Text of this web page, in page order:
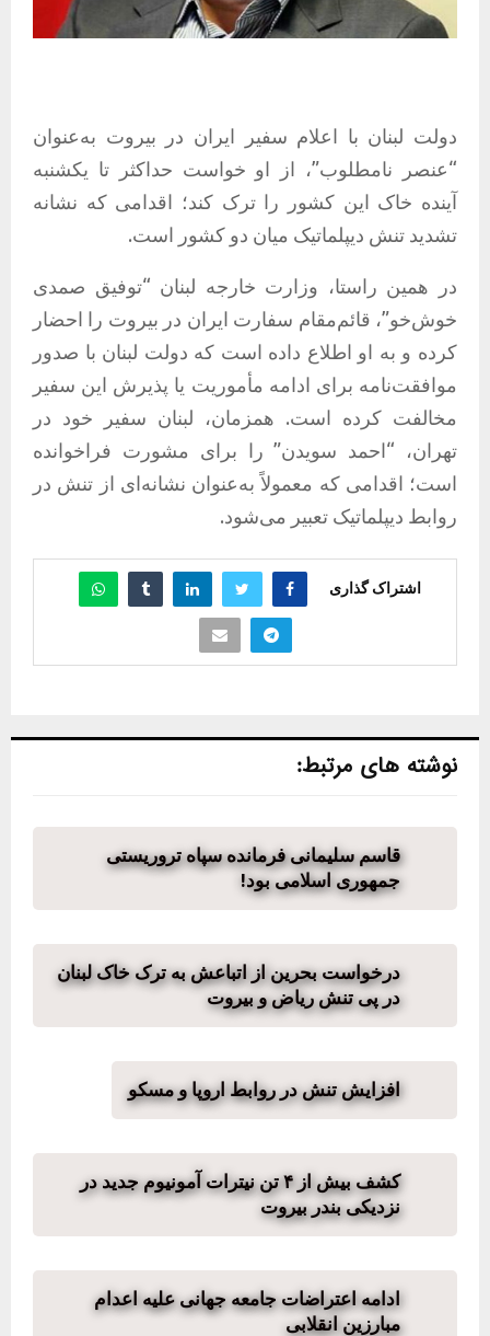
دولت لبنان با اعلام سفیر ایران در بیروت به‌عنوان
“عنصر نامطلوب”، از او خواست حداکثر تا یکشنبه
آینده خاک این کشور را ترک کند؛ اقدامی که نشانه
تشدید تنش دیپلماتیک میان دو کشور است.
در همین راستا، وزارت خارجه لبنان “توفیق صمدی
خوش‌خو”، قائم‌مقام سفارت ایران در بیروت را احضار
کرده و به او اطلاع داده است که دولت لبنان با صدور
موافقت‌نامه برای ادامه مأموریت یا پذیرش این سفیر
مخالفت کرده است. همزمان، لبنان سفیر خود در
تهران، “احمد سویدن” را برای مشورت فراخوانده
است؛ اقدامی که معمولاً به‌عنوان نشانه‌ای از تنش در
روابط دیپلماتیک تعبیر می‌شود.
اشتراک گذاری
نوشته های مرتبط:
قاسم سلیمانی فرمانده سپاه تروریستی
جمهوری اسلامی بود!
درخواست بحرین از اتباعش به ترک خاک لبنان
در پی تنش ریاض و بیروت
افزایش تنش‌ در روابط اروپا و مسکو
کشف بیش از ۴ تن نیترات آمونیوم جدید در
نزدیکی بندر بیروت
ادامه اعتراضات جامعه جهانی علیه اعدام
مبارزین انقلابی